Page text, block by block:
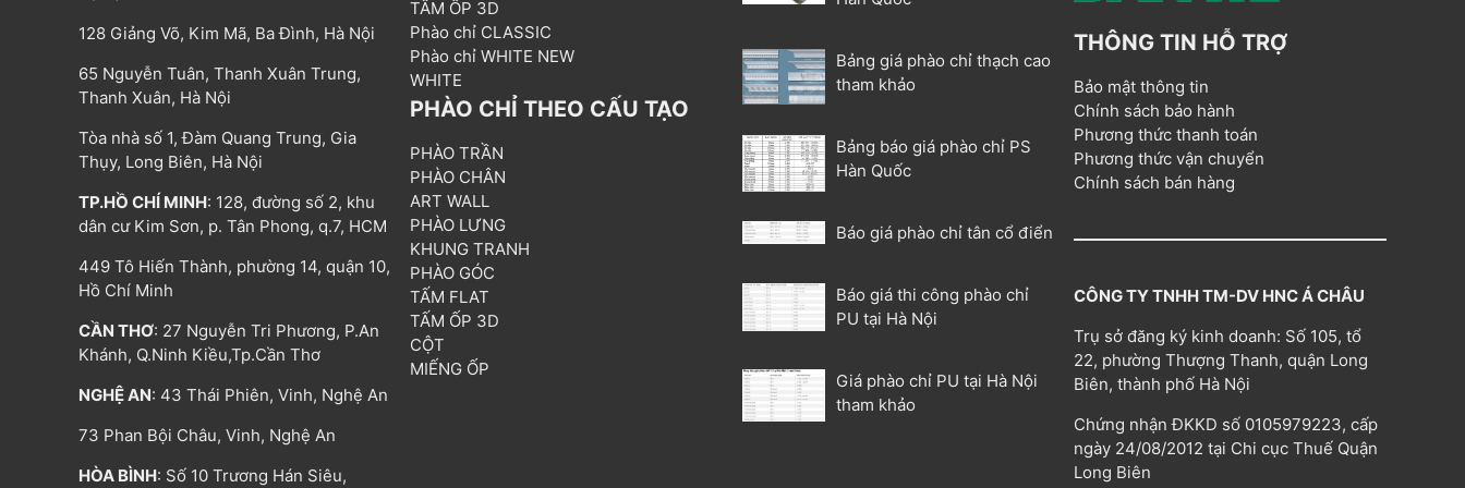
128 Giảng Võ, Kim Mã, Ba Đình, Hà Nội
65 Nguyễn Tuân, Thanh Xuân Trung,
Thanh Xuân, Hà Nội
Tòa nhà số 1, Đàm Quang Trung, Gia
Thụy, Long Biên, Hà Nội
TP.HỒ CHÍ MINH: 128, đường số 2, khu
dân cư Kim Sơn, p. Tân Phong, q.7, HCM
449 Tô Hiến Thành, phường 14, quận 10,
Hồ Chí Minh
CẦN THƠ: 27 Nguyễn Tri Phương, P.An
Khánh, Q.Ninh Kiều,Tp.Cần Thơ
NGHỆ AN: 43 Thái Phiên, Vinh, Nghệ An
73 Phan Bội Châu, Vinh, Nghệ An
HÒA BÌNH: Số 10 Trương Hán Siêu,
TẤM ỐP 3D
Phào chỉ CLASSIC
Phào chỉ WHITE NEW
WHITE
PHÀO CHỈ THEO CẤU TẠO
PHÀO TRẦN
PHÀO CHÂN
ART WALL
PHÀO LƯNG
KHUNG TRANH
PHÀO GÓC
TẤM FLAT
TẤM ỐP 3D
CỘT
MIẾNG ỐP
Bảng giá phào chỉ thạch cao
tham khảo
Bảng báo giá phào chỉ PS
Hàn Quốc
Báo giá phào chỉ tân cổ điển
Báo giá thi công phào chỉ
PU tại Hà Nội
Giá phào chỉ PU tại Hà Nội
tham khảo
THÔNG TIN HỖ TRỢ
Bảo mật thông tin
Chính sách bảo hành
Phương thức thanh toán
Phương thức vận chuyển
Chính sách bán hàng
CÔNG TY TNHH TM-DV HNC Á CHÂU
Trụ sở đăng ký kinh doanh: Số 105, tổ
22, phường Thượng Thanh, quận Long
Biên, thành phố Hà Nội
Chứng nhận ĐKKD số 0105979223, cấp
ngày 24/08/2012 tại Chi cục Thuế Quận
Long Biên